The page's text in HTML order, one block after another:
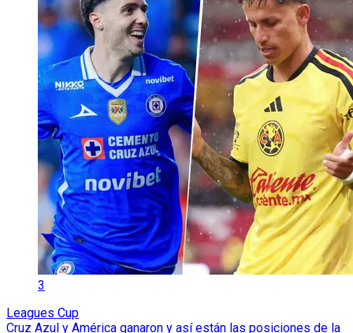
3
Leagues Cup
Cruz Azul y América ganaron y así están las posiciones de la